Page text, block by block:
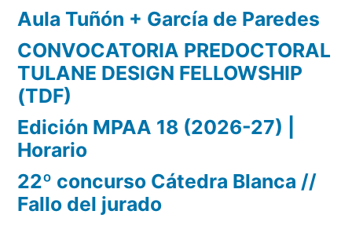
Aula Tuñón + García de Paredes
CONVOCATORIA PREDOCTORAL
TULANE DESIGN FELLOWSHIP
(TDF)
Edición MPAA 18 (2026-27) |
Horario
22º concurso Cátedra Blanca //
Fallo del jurado